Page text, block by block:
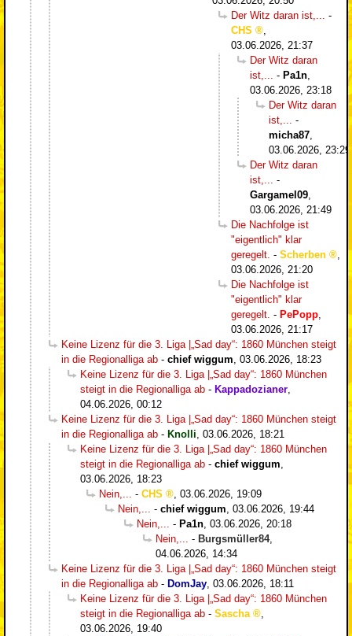
Der Witz daran ist,...
-
CHS
03.06.2026, 21:37
Der Witz daran
ist,...
- Pa1n
03.06.2026, 23:18
Der Witz daran
ist,...
-
micha87
03.06.2026, 23:29
Der Witz daran
ist,...
-
Gargamel09
03.06.2026, 21:49
Die Nachfolge ist
"eigentlich" klar
geregelt. - Scherben
03.06.2026, 21:20
Die Nachfolge ist
"eigentlich" klar
geregelt. - PePopp
03.06.2026, 21:17
Keine Lizenz für die 3. Liga |„Sad day“: 1860 München steigt
in die Regionalliga ab - chief wiggum 03.06.2026, 18:23
Keine Lizenz für die 3. Liga |„Sad day“: 1860 München
steigt in die Regionalliga ab - Kappadozianer
04.06.2026, 00:12
Keine Lizenz für die 3. Liga |„Sad day“: 1860 München steigt
in die Regionalliga ab - Knolli 03.06.2026, 18:21
Keine Lizenz für die 3. Liga |„Sad day“: 1860 München
steigt in die Regionalliga ab - chief wiggum
03.06.2026, 18:23
Nein,...
- CHS
03.06.2026, 19:09
Nein,...
- chief wiggum 03.06.2026, 19:44
Nein,...
- Pa1n 03.06.2026, 20:18
Nein,...
- Burgsmüller84,
04.06.2026, 14:34
Keine Lizenz für die 3. Liga |„Sad day“: 1860 München steigt
in die Regionalliga ab - DomJay 03.06.2026, 18:11
Keine Lizenz für die 3. Liga |„Sad day“: 1860 München
steigt in die Regionalliga ab - Sascha
03.06.2026, 19:40